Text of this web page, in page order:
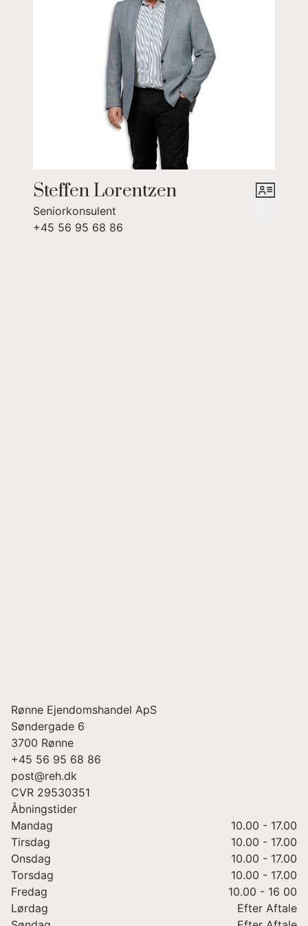
Steffen Lorentzen
Seniorkonsulent
+45 56 95 68 86
Rønne Ejendomshandel ApS
Søndergade 6
3700 Rønne
+45 56 95 68 86
post@reh.dk
CVR 29530351
Åbningstider
Mandag
10.00 - 17.00
Tirsdag
10.00 - 17.00
Onsdag
10.00 - 17.00
Torsdag
10.00 - 17.00
Fredag
10.00 - 16 00
Lørdag
Efter Aftale